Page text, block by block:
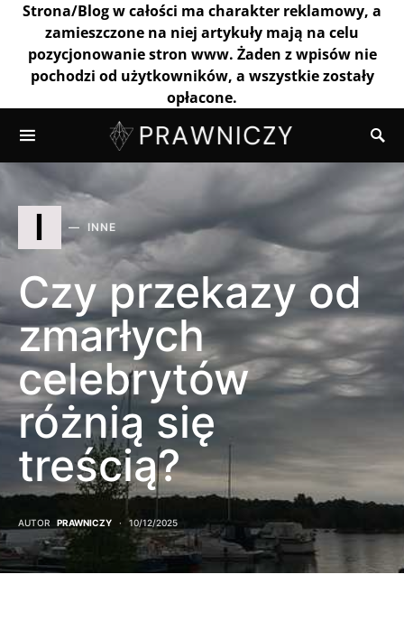
Strona/Blog w całości ma charakter reklamowy, a
zamieszczone na niej artykuły mają na celu
pozycjonowanie stron www. Żaden z wpisów nie
pochodzi od użytkowników, a wszystkie zostały
opłacone.
I INNE
Czy przekazy od
zmarłych
celebrytów
różnią się
treścią?
AUTOR PRAWNICZY 10/12/2025